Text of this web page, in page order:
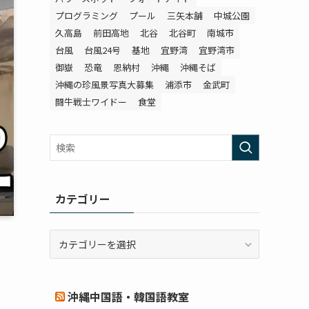
プログラミング
プール 三矢本舗
中城公園
久高島
前田高地 北谷 北谷町
南城市
台風
台風24号 基地 宜野湾
宜野湾市
御嶽
恐竜 恩納村 沖縄
沖縄そば
沖縄の珍風景写真大募集
浦添市
金武町
闘牛戦士ワイドー
食堂
カテゴリー
ー
沖縄中国語・韓国語教室